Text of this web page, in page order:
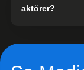
aktörer?